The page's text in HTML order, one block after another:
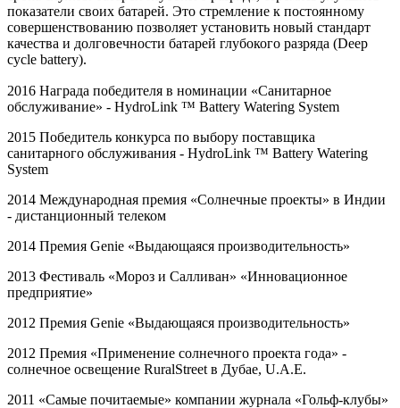
показатели своих батарей. Это стремление к постоянному
совершенствованию позволяет установить новый стандарт
качества и долговечности батарей глубокого разряда (Deep
cycle battery).
2016 Награда победителя в номинации «Санитарное
обслуживание» - HydroLink ™ Battery Watering System
2015 Победитель конкурса по выбору поставщика
санитарного обслуживания - HydroLink ™ Battery Watering
System
2014 Международная премия «Солнечные проекты» в Индии
- дистанционный телеком
2014 Премия Genie «Выдающаяся производительность»
2013 Фестиваль «Мороз и Салливан» «Инновационное
предприятие»
2012 Премия Genie «Выдающаяся производительность»
2012 Премия «Применение солнечного проекта года» -
солнечное освещение RuralStreet в Дубае, U.A.E.
2011 «Самые почитаемые» компании журнала «Гольф-клубы»